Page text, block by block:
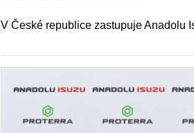
V České republice zastupuje Anadolu